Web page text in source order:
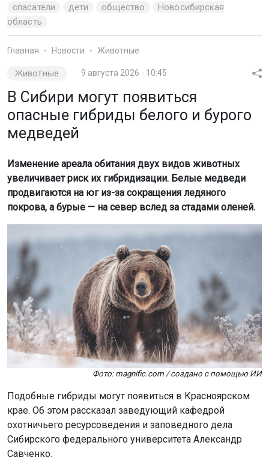
спасатели дети общество
Новосибирская
область
Главная Новости Животные
Животные 9 августа 2026 - 10:45
В Сибири могут появиться
опасные гибриды белого и бурого
медведей
Изменение ареала обитания двух видов животных
увеличивает риск их гибридизации. Белые медведи
продвигаются на юг из-за сокращения ледяного
покрова, а бурые — на север вслед за стадами оленей.
Фото: magnific.com / создано с помощью ИИ
Подобные гибриды могут появиться в Красноярском
крае. Об этом рассказал заведующий кафедрой
охотничьего ресурсоведения и заповедного дела
Сибирского федерального университета Александр
Савченко.